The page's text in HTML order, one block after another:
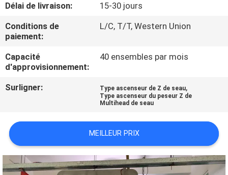
CONTACTEZ-
NOUS
NOUVELLES
DEMANDEZ
UN DEVIS
Délai de livraison:
15-30 jours
Conditions de
paiement:
L/C, T/T, Western Union
Capacité
d'approvisionnement:
40 ensembles par mois
Surligner: Type ascenseur de Z de seau,
Type ascenseur du peseur Z de
Multihead de seau
MEILLEUR PRIX